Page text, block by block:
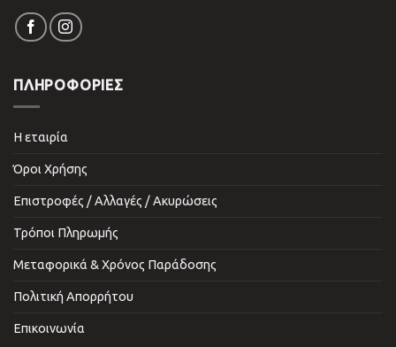
ΠΛΗΡΟΦΟΡΙΕΣ
Η εταιρία
Όροι Χρήσης
Επιστροφές / Αλλαγές / Ακυρώσεις
Τρόποι Πληρωμής
Μεταφορικά & Χρόνος Παράδοσης
Πολιτική Απορρήτου
Επικοινωνία